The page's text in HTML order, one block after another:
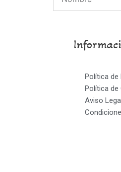
Política de
Política de
Aviso